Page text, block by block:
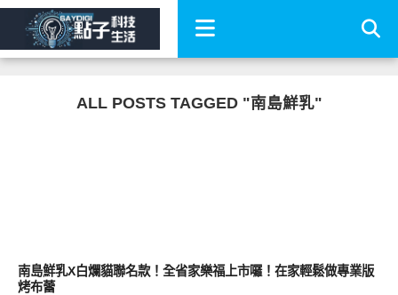
ALL POSTS TAGGED "南島鮮乳"
南島鮮乳X白爛貓聯名款！全省家樂福上市囉！在家輕鬆做專業版
烤布蕾